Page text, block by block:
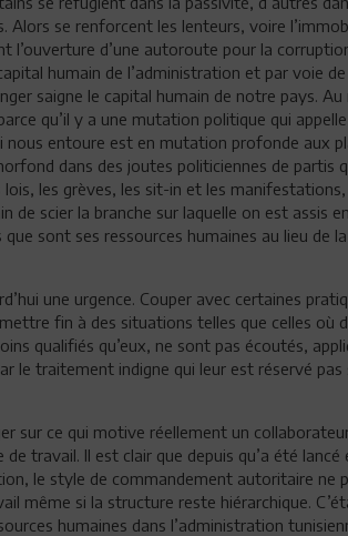
Alors se renforcent les lenteurs, voire
d’une autoroute pour la
humain de l’administration et par voie de
saigne le capital humain de notre pays.
qu’il y a une mutation politique qui
nous entoure est en mutation profonde aux
dans des joutes politiciennes de partis
lois, les grèves, les sit-in et les
de scier la branche sur laquelle on est assis en
sont ses ressources humaines au lieu de
une urgence. Couper avec certaines
fin à des situations telles que celles où
qualifiés qu’eux, ne sont pas écoutés,
le traitement indigne qui leur est réservé pas
sur ce qui motive réellement un
travail. Il est clair que depuis qu’a été lancé
le style de commandement autoritaire ne
même si la structure reste hiérarchique.
humaines dans l’administration